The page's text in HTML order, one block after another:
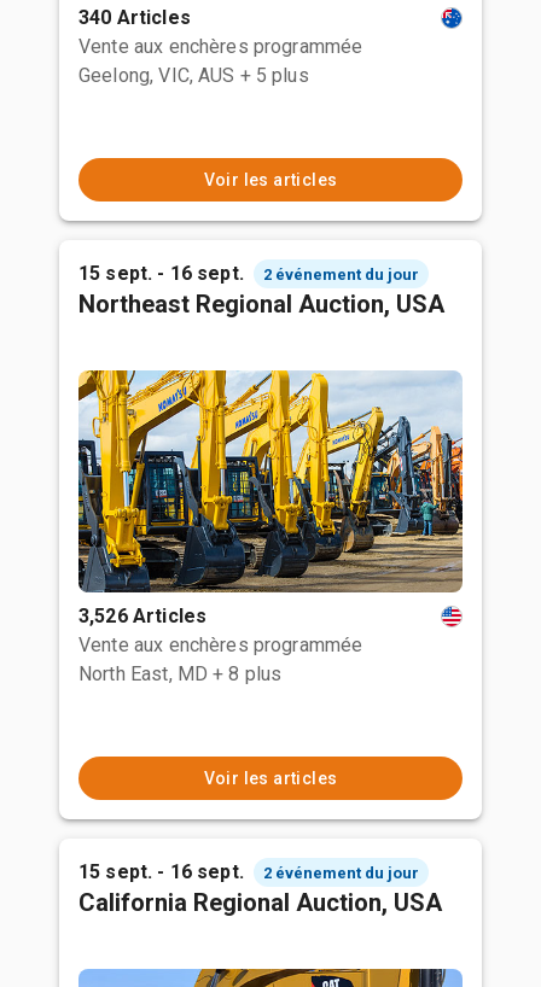
340 Articles
Vente aux enchères programmée
Geelong, VIC, AUS + 5 plus
Voir les articles
15 sept. - 16 sept. 2 événement du jour
Northeast Regional Auction, USA
3,526 Articles
Vente aux enchères programmée
North East, MD + 8 plus
Voir les articles
15 sept. - 16 sept. 2 événement du jour
California Regional Auction, USA